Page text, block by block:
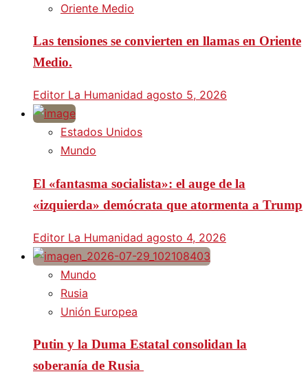
Oriente Medio
Las tensiones se convierten en llamas en Oriente
Medio.
Editor La Humanidad agosto 5, 2026
Estados Unidos
Mundo
El «fantasma socialista»: el auge de la
«izquierda» demócrata que atormenta a Trump
Editor La Humanidad agosto 4, 2026
Mundo
Rusia
Unión Europea
Putin y la Duma Estatal consolidan la
soberanía de Rusia